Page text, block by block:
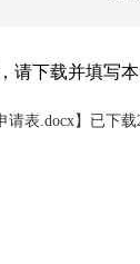
请下载并填写
请表.docx】已下载